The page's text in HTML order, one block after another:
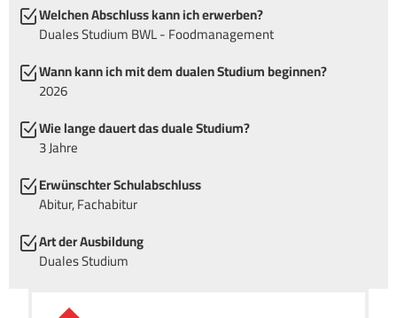
Welchen Abschluss kann ich erwerben?
Duales Studium BWL - Foodmanagement
Wann kann ich mit dem dualen Studium beginnen?
2026
Wie lange dauert das duale Studium?
3 Jahre
Erwünschter Schulabschluss
Abitur, Fachabitur
Art der Ausbildung
Duales Studium